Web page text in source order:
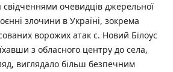
очевидців джерельної
злочини в Україні, зокрема
ворожих атак с. Новий Білоус
з обласного центру до села,
виглядало більш безпечним